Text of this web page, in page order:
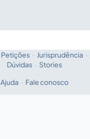
Fale com a IA
Petições · Jurisprudência ·
Dúvidas · Stories
Ajuda · Fale conosco